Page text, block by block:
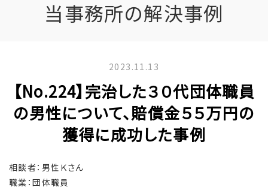
当事務所の解決事例
2023.11.13
【No.224】完治した３０代団体職員
の男性について、賠償金５５万円の
獲得に成功した事例
相談者：男性Ｋさん
職業：団体職員